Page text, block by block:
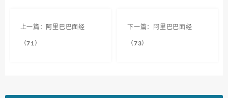
上一篇：阿里巴巴面经
（71）
下一篇：阿里巴巴面经
（73）